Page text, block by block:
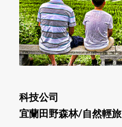
科技公司
宜蘭田野森林/自然輕旅